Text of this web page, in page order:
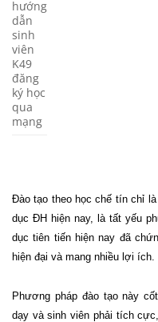
hướng
dẫn
sinh
viên
K49
đăng
ký học
qua
mạng
Đào tạo theo học chế tín chỉ
dục ĐH hiện nay, là tất yếu
dục tiên tiến hiện nay đã
hiện đại và mang nhiều lợi ích.
Phương pháp đào tạo này
dạy và sinh viên phải tích